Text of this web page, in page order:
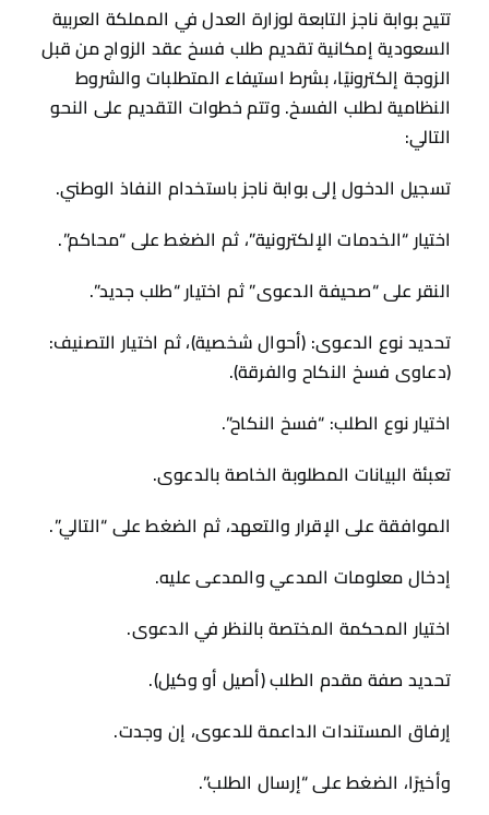
تتيح بوابة ناجز التابعة لوزارة العدل في المملكة العربية
السعودية إمكانية تقديم طلب فسخ عقد الزواج من قبل
الزوجة إلكترونيًا، بشرط استيفاء المتطلبات والشروط
النظامية لطلب الفسخ. وتتم خطوات التقديم على النحو
التالي:
تسجيل الدخول إلى بوابة ناجز باستخدام النفاذ الوطني.
اختيار “الخدمات الإلكترونية”، ثم الضغط على “محاكم”.
النقر على “صحيفة الدعوى” ثم اختيار “طلب جديد”.
تحديد نوع الدعوى: (أحوال شخصية)، ثم اختيار التصنيف:
(دعاوى فسخ النكاح والفرقة).
اختيار نوع الطلب: “فسخ النكاح”.
تعبئة البيانات المطلوبة الخاصة بالدعوى.
الموافقة على الإقرار والتعهد، ثم الضغط على “التالي”.
إدخال معلومات المدعي والمدعى عليه.
اختيار المحكمة المختصة بالنظر في الدعوى.
تحديد صفة مقدم الطلب (أصيل أو وكيل).
إرفاق المستندات الداعمة للدعوى، إن وجدت.
وأخيرًا، الضغط على “إرسال الطلب”.